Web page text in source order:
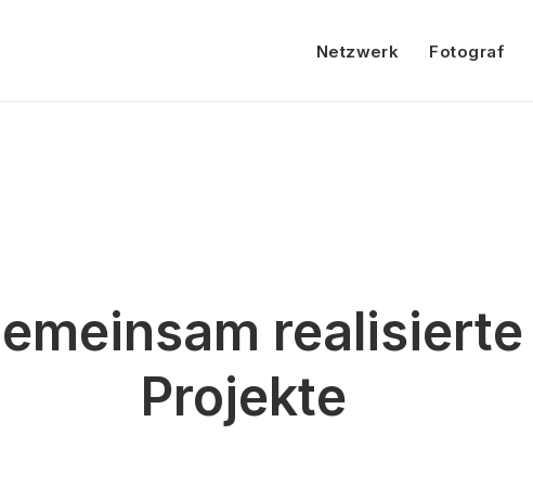
Netzwerk Fotograf
realisierte
Projekte